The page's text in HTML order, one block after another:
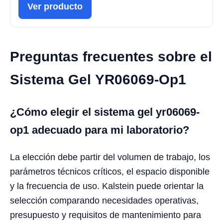
Ver producto
Preguntas frecuentes sobre el
Sistema Gel YR06069-Op1
¿Cómo elegir el sistema gel yr06069-
op1 adecuado para mi laboratorio?
La elección debe partir del volumen de trabajo, los
parámetros técnicos críticos, el espacio disponible
y la frecuencia de uso. Kalstein puede orientar la
selección comparando necesidades operativas,
presupuesto y requisitos de mantenimiento para